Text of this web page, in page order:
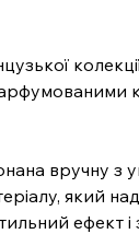
вручну з
який
ефект і